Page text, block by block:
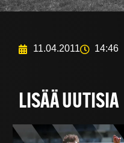
11.04.2011 14:46
LISÄÄ UUTISIA